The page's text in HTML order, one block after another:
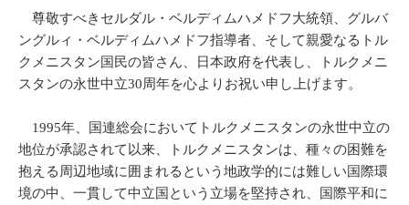
尊敬すべきセルダル・ベルディムハメドフ大統領、グルバ
ングルィ・ベルディムハメドフ指導者、そして親愛なるトル
クメニスタン国民の皆さん、日本政府を代表し、トルクメニ
スタンの永世中立30周年を心よりお祝い申し上げます。
1995年、国連総会においてトルクメニスタンの永世中立の
地位が承認されて以来、トルクメニスタンは、種々の困難を
抱える周辺地域に囲まれるという地政学的には難しい国際環
境の中、一貫して中立国という立場を堅持され、国際平和に